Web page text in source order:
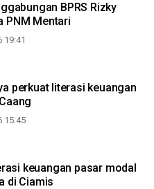
BPRS Rizky
PNM Mentari
19:41
perkuat literasi keuangan
15:45
keuangan pasar modal
di Ciamis